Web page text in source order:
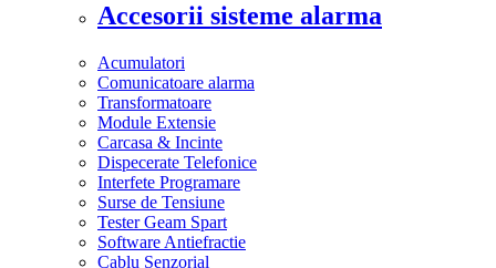
Accesorii sisteme alarma
Acumulatori
Comunicatoare alarma
Transformatoare
Module Extensie
Carcasa & Incinte
Dispecerate Telefonice
Interfete Programare
Surse de Tensiune
Tester Geam Spart
Software Antiefractie
Cablu Senzorial